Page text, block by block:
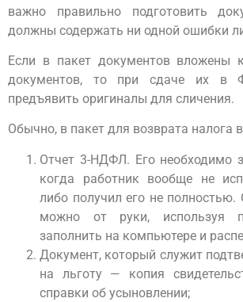
важно правильно подготовить
должны содержать ни одной ошибки
Если в пакет документов вложены
документов, то при сдаче их в
предъявить оригиналы для сличения.
Обычно, в пакет для возврата налога
Отчет 3-НДФЛ. Его необходимо
когда работник вообще не
либо получил его не
можно от руки, используя
заполнить на компьютере и
Документ, который служит
на льготу — копия
справки об усыновлении;